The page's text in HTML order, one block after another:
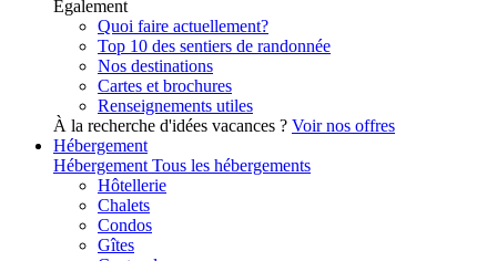
Également
Quoi faire actuellement?
Top 10 des sentiers de randonnée
Nos destinations
Cartes et brochures
Renseignements utiles
À la recherche d'idées vacances ? Voir nos offres
Hébergement
Hébergement Tous les hébergements
Hôtellerie
Chalets
Condos
Gîtes